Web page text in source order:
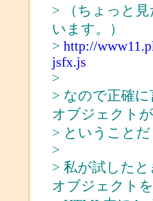
> （ちょっと見
います。）
> http://
jsfx.js
>
> なので正確
オブジェクト
> ということ
>
> 私が試したと
オブジェクト